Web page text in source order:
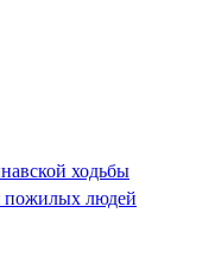
ходьбы
пожилых людей